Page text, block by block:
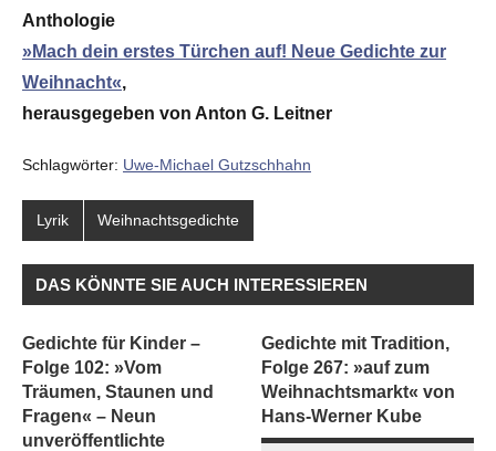
Anthologie
»Mach dein erstes Türchen auf! Neue Gedichte zur
Weihnacht«,
herausgegeben von Anton G. Leitner
Schlagwörter: Uwe-Michael Gutzschhahn
Lyrik Weihnachtsgedichte
DAS KÖNNTE SIE AUCH INTERESSIEREN
Gedichte für Kinder –
Folge 102: »Vom
Träumen, Staunen und
Fragen« – Neun
unveröffentlichte
Gedichte mit Tradition,
Folge 267: »auf zum
Weihnachtsmarkt« von
Hans-Werner Kube